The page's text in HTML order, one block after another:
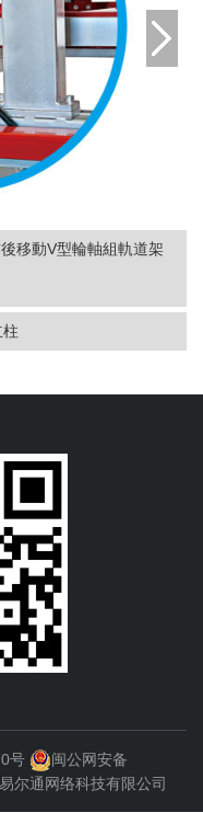
移動V型輪軸組軌道架
号
闽公网安备
尔通网络科技有限公司